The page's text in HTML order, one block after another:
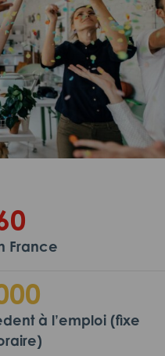
France
à l’emploi (fixe